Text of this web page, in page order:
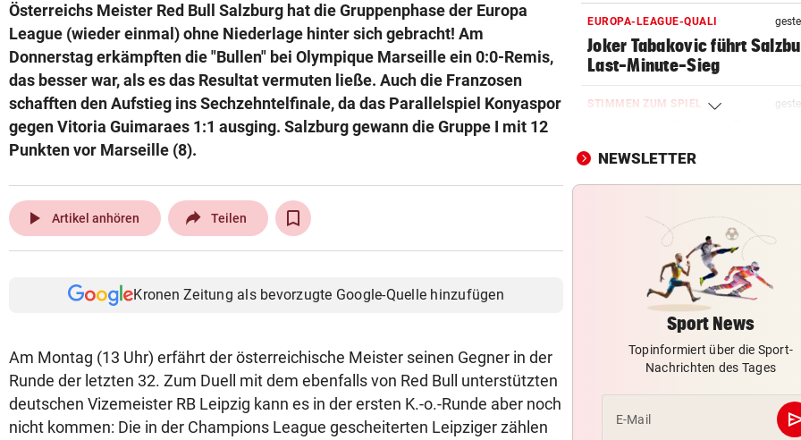
© Krone Multimedia GmbH & Co KG 2026
Muthgasse 2, 1190 Wien
Österreichs Meister Red Bull Salzburg hat die Gruppenphase der Europa
League (wieder einmal) ohne Niederlage hinter sich gebracht! Am
Donnerstag erkämpften die "Bullen" bei Olympique Marseille ein 0:0-Remis,
das besser war, als es das Resultat vermuten ließe. Auch die Franzosen
schafften den Aufstieg ins Sechzehntelfinale, da das Parallelspiel Konyaspor
gegen Vitoria Guimaraes 1:1 ausging. Salzburg gewann die Gruppe I mit 12
Punkten vor Marseille (8).
play_arrow Artikel anhören Teilen
Kronen Zeitung als bevorzugte Google-Quelle hinzufügen
Am Montag (13 Uhr) erfährt der österreichische Meister seinen Gegner in der
Runde der letzten 32. Zum Duell mit dem ebenfalls von Red Bull unterstützten
deutschen Vizemeister RB Leipzig kann es in der ersten K.-o.-Runde aber noch
nicht kommen: Die in der Champions League gescheiterten Leipziger zählen
EUROPA-LEAGUE-QUALI
Joker Tabakovic führt
Last-Minute-Sieg
STIMMEN ZUM SPIEL
superhappy nach Hause“
ORKAN, KEIN STROM & CO
häufen sich
WASSERSPRINGEN
Knoll bei EM Achter vom
Lotfi auf Rang 12!
SCHON NÄCHSTE SAISON
F1-Boss verrät: Es wird mehr
Sprintrennen geben
NEWSLETTER
Sport News
Topinformiert über die Sport-
Nachrichten des Tages
E-Mail